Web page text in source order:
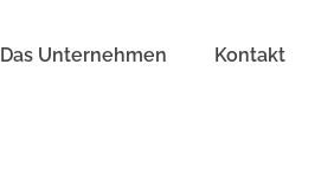
Das Unternehmen Kontakt